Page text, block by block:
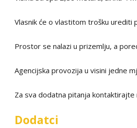
Vlasnik će o vlastitom trošku
Prostor se nalazi u prizemlju, a
Agencijska provozija u visini jedne
Za sva dodatna pitanja kontaktirajte
Dodatci